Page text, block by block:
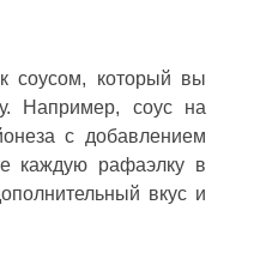
соусом, который вы
Например, соус на
с добавлением
каждую рафаэлку в
вкус и